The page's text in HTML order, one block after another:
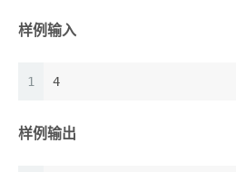
样例输入
1 4
样例输出